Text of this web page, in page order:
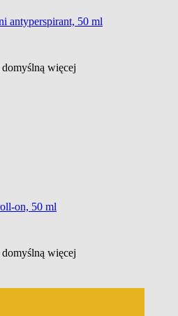
antyperspirant, 50 ml
domyślną więcej
on, 50 ml
domyślną więcej